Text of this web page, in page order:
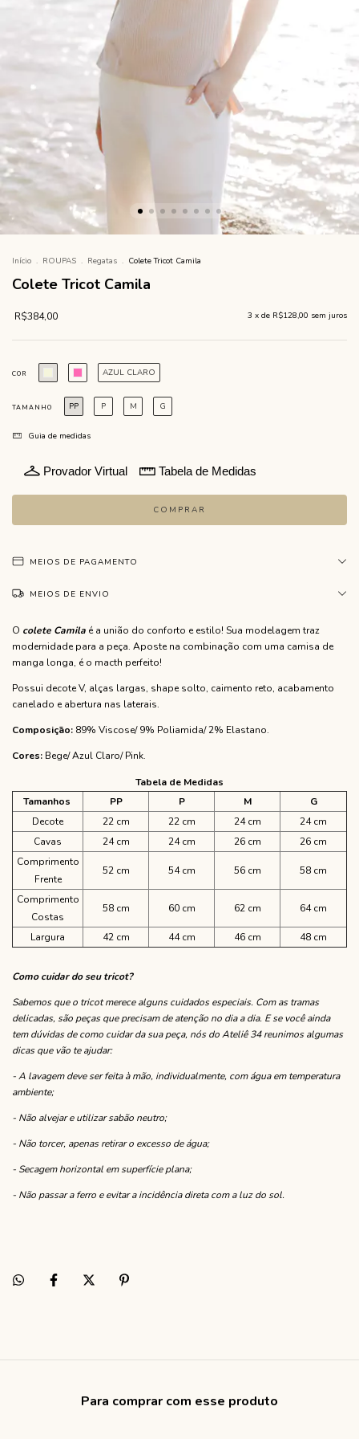
Início . ROUPAS . Regatas . Colete Tricot Camila
Colete Tricot Camila
R$384,00 3 x de R$128,00 sem juros
COR AZUL CLARO
TAMANHO PP P M G
Guia de medidas
Provador Virtual Tabela de Medidas
MEIOS DE PAGAMENTO
MEIOS DE ENVIO
O colete Camila é a união do conforto e estilo! Sua modelagem traz
modernidade para a peça. Aposte na combinação com uma camisa de
manga longa, é o macth perfeito!
Possui decote V, alças largas, shape solto, caimento reto, acabamento
canelado e abertura nas laterais.
Composição: 89% Viscose/ 9% Poliamida/ 2% Elastano.
Cores: Bege/ Azul Claro/ Pink.
Tabela de Medidas
Tamanhos
PP P M
G
Decote
22 cm 22 cm 24 cm
24 cm
Cavas
24 cm 24 cm 26 cm
26 cm
Comprimento
Frente
52 cm 54 cm 56 cm 58 cm
Comprimento
Costas
58 cm 60 cm 62 cm 64 cm
Largura 42 cm 44 cm 46 cm 48 cm
Como cuidar do seu tricot?
Sabemos que o tricot merece alguns cuidados especiais. Com as tramas
delicadas, são peças que precisam de atenção no dia a dia. E se você ainda
tem dúvidas de como cuidar da sua peça, nós do Ateliê 34 reunimos algumas
dicas que vão te ajudar:
- A lavagem deve ser feita à mão, individualmente, com água em temperatura
ambiente;
- Não alvejar e utilizar sabão neutro;
- Não torcer, apenas retirar o excesso de água;
- Secagem horizontal em superfície plana;
- Não passar a ferro e evitar a incidência direta com a luz do sol.
Para comprar com esse produto